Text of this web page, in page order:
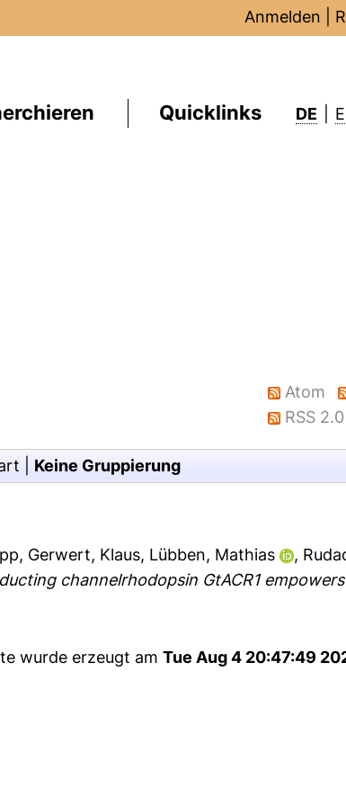
Anmelden
Quicklinks DE
Atom
RSS 2.0
Keine Gruppierung
, Gerwert, Klaus, Lübben, Mathias ,
channelrhodopsin GtACR1 empowers
wurde erzeugt am Tue Aug 4 20:47:49